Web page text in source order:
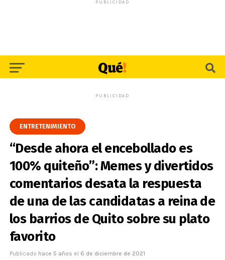
PUBLICIDAD
PUBLICIDAD
ENTRETENIMIENTO
“Desde ahora el encebollado es
100% quiteño”: Memes y divertidos
comentarios desata la respuesta
de una de las candidatas a reina de
los barrios de Quito sobre su plato
favorito
Publicado hace 5 años el 6 de diciembre de 2021